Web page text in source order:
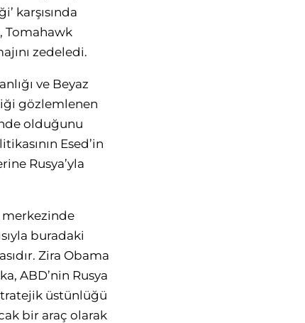
karşısında
Tomahawk
zedeledi.
ve Beyaz
gözlemlenen
olduğunu
Esed’in
Rusya’yla
merkezinde
buradaki
Zira Obama
ABD’nin Rusya
üstünlüğü
bir araç olarak